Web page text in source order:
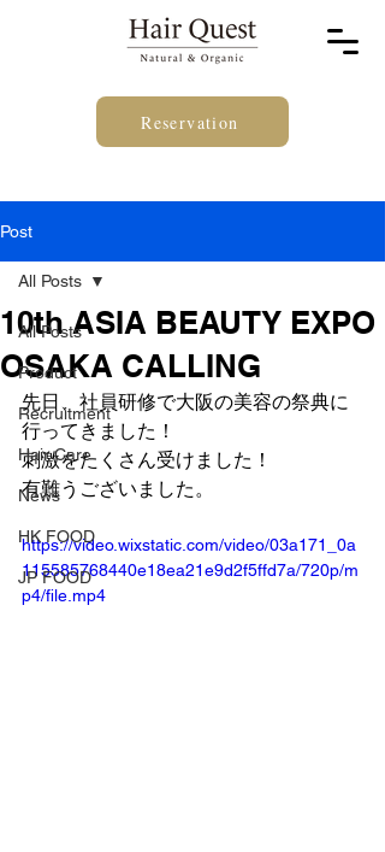
Reservation
Post
All Posts
Product
Recruitment
Hair Care
News
HK FOOD
JP FOOD
All Posts
10th ASIA BEAUTY EXPO
OSAKA CALLING
先日、社員研修で大阪の美容の祭典に
行ってきました！
刺激をたくさん受けました！
有難うございました。
https://video.wixstatic.com/video/03a171_0a
115585768440e18ea21e9d2f5ffd7a/720p/m
p4/file.mp4